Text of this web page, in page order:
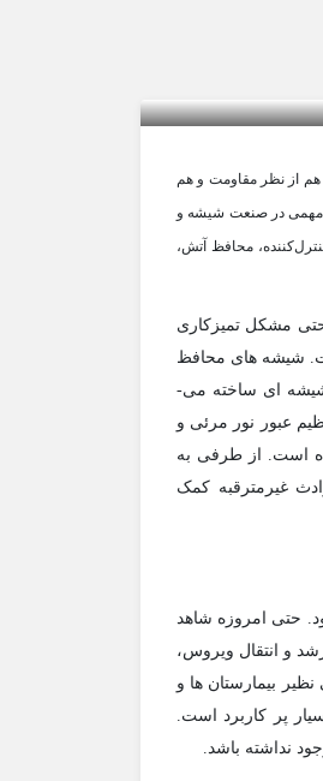
هم از نظر مقاومت و هم
مهمی در صنعت شیشه و
محافظ آتش،
مشکل تمیزکاری
شیشه های محافظ
شیشه ای ساخته می-
عبور نور مرئی و
است. از طرفی به
غیرمترقبه کمک
حتی امروزه شاهد
و انتقال ویروس،
بیمارستان ها و
پر کاربرد است.
نداشته باشد.